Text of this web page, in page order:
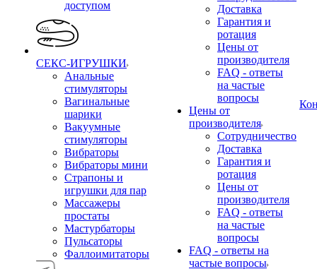
доступом
СЕКС-ИГРУШКИ
Анальные
стимуляторы
Вагинальные
шарики
Вакуумные
стимуляторы
Вибраторы
Вибраторы мини
Страпоны и
игрушки для пар
Массажеры
простаты
Мастурбаторы
Пульсаторы
Фаллоимитаторы
Доставка
Гарантия и
ротация
Цены от
производителя
FAQ - ответы
на частые
вопросы
Цены от
производителя
Сотрудничество
Доставка
Гарантия и
ротация
Цены от
производителя
FAQ - ответы
на частые
вопросы
FAQ - ответы на
частые вопросы